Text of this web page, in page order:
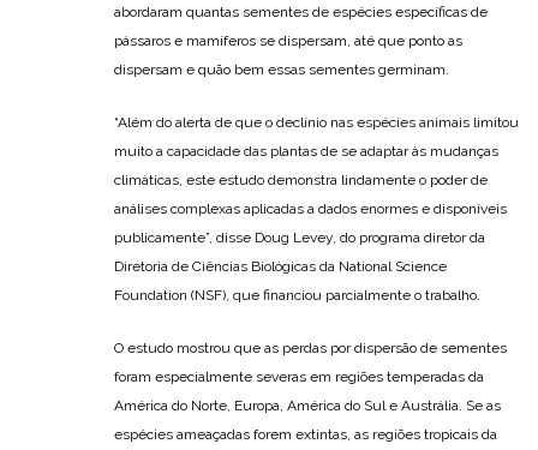
abordaram quantas sementes de espécies específicas de
pássaros e mamíferos se dispersam, até que ponto as
dispersam e quão bem essas sementes germinam.
“Além do alerta de que o declínio nas espécies animais limitou
muito a capacidade das plantas de se adaptar às mudanças
climáticas, este estudo demonstra lindamente o poder de
análises complexas aplicadas a dados enormes e disponíveis
publicamente”, disse Doug Levey, do programa diretor da
Diretoria de Ciências Biológicas da National Science
Foundation (NSF), que financiou parcialmente o trabalho.
O estudo mostrou que as perdas por dispersão de sementes
foram especialmente severas em regiões temperadas da
América do Norte, Europa, América do Sul e Austrália. Se as
espécies ameaçadas forem extintas, as regiões tropicais da